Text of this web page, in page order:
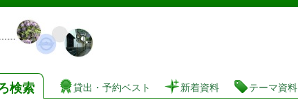
図書館 蔵書検索・予約システム
検索 貸出・予約ベスト 新着資料 テーマ資料